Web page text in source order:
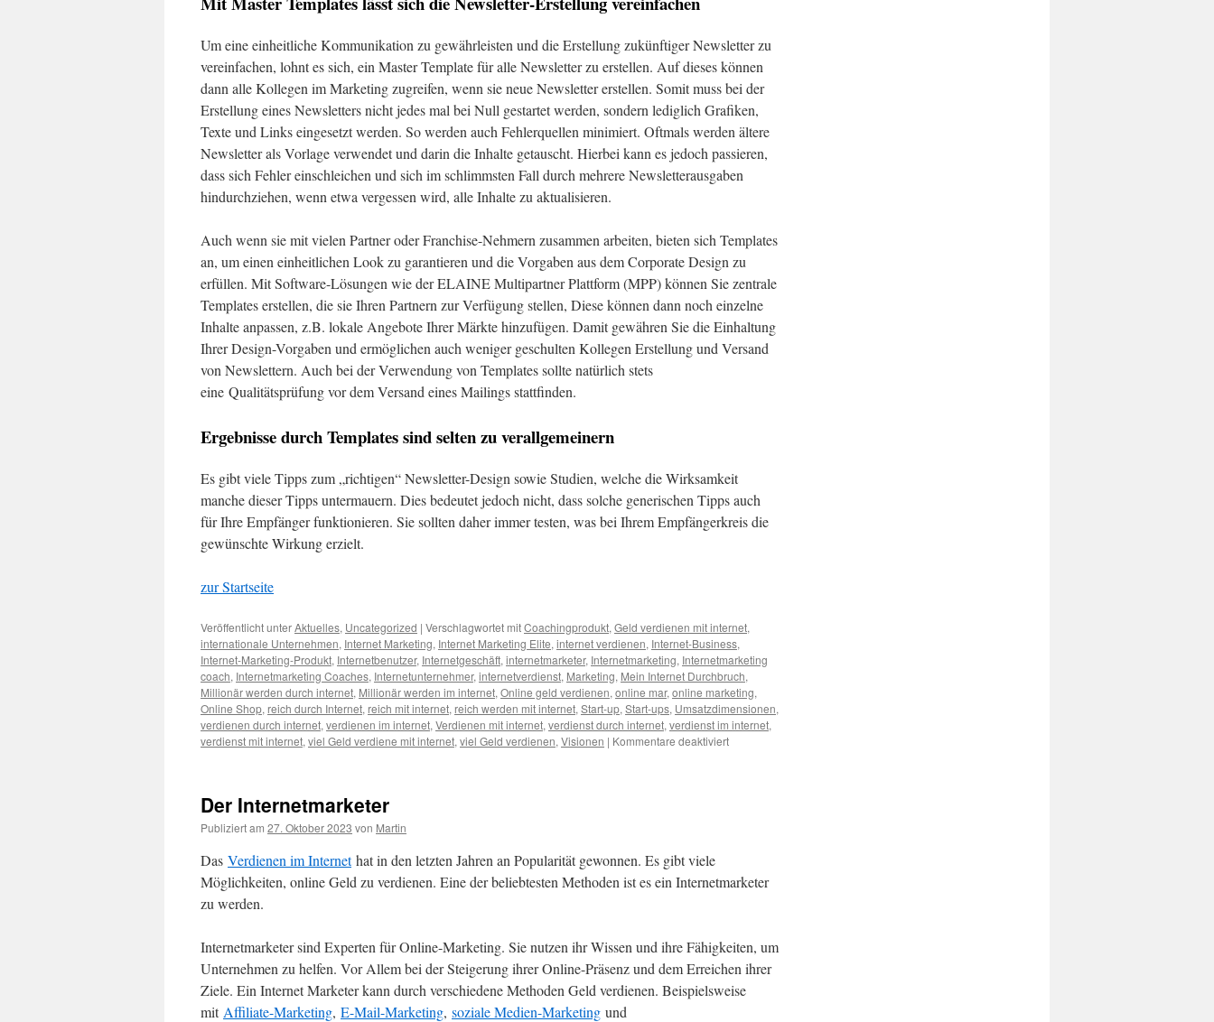
Um eine einheitliche Kommunikation zu gewährleisten und die Erstellung zukünftiger Newsletter zu
vereinfachen, lohnt es sich, ein Master Template für alle Newsletter zu erstellen. Auf dieses können
dann alle Kollegen im Marketing zugreifen, wenn sie neue Newsletter erstellen. Somit muss bei der
Erstellung eines Newsletters nicht jedes mal bei Null gestartet werden, sondern lediglich Grafiken,
Texte und Links eingesetzt werden. So werden auch Fehlerquellen minimiert. Oftmals werden ältere
Newsletter als Vorlage verwendet und darin die Inhalte getauscht. Hierbei kann es jedoch passieren,
dass sich Fehler einschleichen und sich im schlimmsten Fall durch mehrere Newsletterausgaben
hindurchziehen, wenn etwa vergessen wird, alle Inhalte zu aktualisieren.
Auch wenn sie mit vielen Partner oder Franchise-Nehmern zusammen arbeiten, bieten sich Templates
an, um einen einheitlichen Look zu garantieren und die Vorgaben aus dem Corporate Design zu
erfüllen. Mit Software-Lösungen wie der ELAINE Multipartner Plattform (MPP) können Sie zentrale
Templates erstellen, die sie Ihren Partnern zur Verfügung stellen, Diese können dann noch einzelne
Inhalte anpassen, z.B. lokale Angebote Ihrer Märkte hinzufügen. Damit gewähren Sie die Einhaltung
Ihrer Design-Vorgaben und ermöglichen auch weniger geschulten Kollegen Erstellung und Versand
von Newslettern. Auch bei der Verwendung von Templates sollte natürlich stets
eine Qualitätsprüfung vor dem Versand eines Mailings stattfinden.
Ergebnisse durch Templates sind selten zu verallgemeinern
Es gibt viele Tipps zum „richtigen“ Newsletter-Design sowie Studien, welche die Wirksamkeit
manche dieser Tipps untermauern. Dies bedeutet jedoch nicht, dass solche generischen Tipps auch
für Ihre Empfänger funktionieren. Sie sollten daher immer testen, was bei Ihrem Empfängerkreis die
gewünschte Wirkung erzielt.
zur Startseite
Veröffentlicht unterAktuelles, Uncategorized | Verschlagwortet mitCoachingprodukt, Geld verdienen mit internet,
internationale Unternehmen, Internet Marketing, Internet Marketing Elite, internet verdienen, Internet-Business,
Internet-Marketing-Produkt, Internetbenutzer, Internetgeschäft, internetmarketer, Internetmarketing, Internetmarketing
coach, Internetmarketing Coaches, Internetunternehmer, internetverdienst, Marketing, Mein Internet Durchbruch,
Millionär werden durch internet, Millionär werden im internet, Online geld verdienen, online mar, online marketing,
Online Shop, reich durch Internet, reich mit internet, reich werden mit internet, Start-up, Start-ups, Umsatzdimensionen,
verdienen durch internet, verdienen im internet, Verdienen mit internet, verdienst durch internet, verdienst im internet,
verdienst mit internet, viel Geld verdiene mit internet, viel Geld verdienen, Visionen | Kommentare deaktiviertfür
Der Internetmarketer
Publiziert am 27. Oktober 2023 von Martin
Das Verdienen im Internethat in den letzten Jahren an Popularität gewonnen. Es gibt viele
Möglichkeiten, online Geld zu verdienen. Eine der beliebtesten Methoden ist es ein Internetmarketer
zu werden.
Internetmarketer sind Experten für Online-Marketing. Sie nutzen ihr Wissen und ihre Fähigkeiten, um
Unternehmen zu helfen. Vor Allem bei der Steigerung ihrer Online-Präsenz und dem Erreichen ihrer
Ziele. Ein Internet Marketer kann durch verschiedene Methoden Geld verdienen. Beispielsweise
mit Affiliate-Marketing, E-Mail-Marketing, soziale Medien-Marketing und